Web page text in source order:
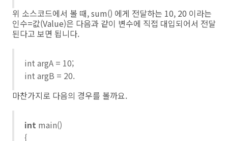
위 소스코드에서 볼 때, sum() 에게 전달하는 10, 20 이라는
인수=값(Value)은 다음과 같이 변수에 직접 대입되어서 전달
된다고 보면 됩니다.
int argA = 10;
int argB = 20.
마찬가지로 다음의 경우를 볼까요.
int main()
{